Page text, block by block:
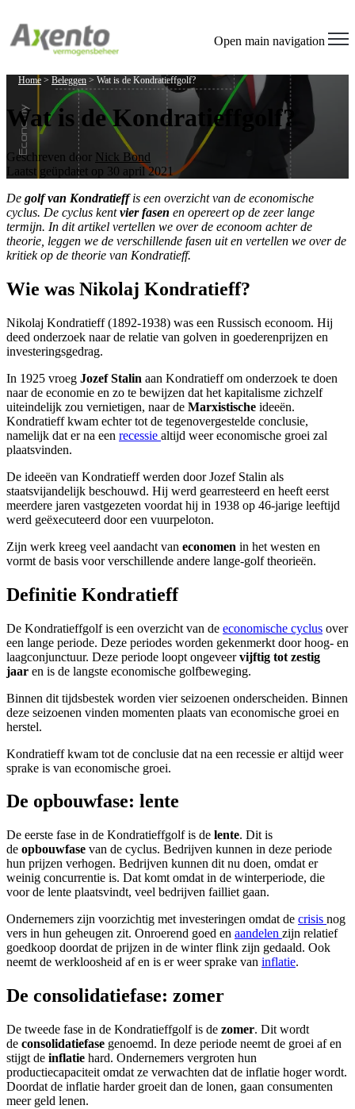
Open main navigation
Home > Beleggen > Wat is de Kondratieffgolf?
Wat is de Kondratieffgolf?
Geschreven door Nick Bond
Laatst geüpdatet op 30 april 2021
De golf van Kondratieffis een overzicht van de economische
cyclus. De cyclus kentvier fasen en opereert op de zeer lange
termijn. In dit artikel vertellen we over de econoom achter de
theorie, leggen we de verschillende fasen uit en vertellen we over de
kritiek op de theorie van Kondratieff.
Wie was Nikolaj Kondratieff?
Nikolaj Kondratieff (1892-1938) was een Russisch econoom. Hij
deed onderzoek naar de relatie van golven in goederenprijzen en
investeringsgedrag.
In 1925 vroeg Jozef Stalin aan Kondratieff om onderzoek te doen
naar de economie en zo te bewijzen dat het kapitalisme zichzelf
uiteindelijk zou vernietigen, naar de Marxistische ideeën.
Kondratieff kwam echter tot de tegenovergestelde conclusie,
namelijk dat er na een recessie altijd weer economische groei zal
plaatsvinden.
De ideeën van Kondratieff werden door Jozef Stalin als
staatsvijandelijk beschouwd. Hij werd gearresteerd en heeft eerst
meerdere jaren vastgezeten voordat hij in 1938 op 46-jarige leeftijd
werd geëxecuteerd door een vuurpeloton.
Zijn werk kreeg veel aandacht van economen in het westen en
vormt de basis voor verschillende andere lange-golf theorieën.
Definitie Kondratieff
De Kondratieffgolf is een overzicht van de economische cyclus over
een lange periode. Deze periodes worden gekenmerkt door hoog- en
laagconjunctuur. Deze periode loopt ongeveervijftig tot zestig
jaar en is de langste economische golfbeweging.
Binnen dit tijdsbestek worden vier seizoenen onderscheiden. Binnen
deze seizoenen vinden momenten plaats van economische groei en
herstel.
Kondratieff kwam tot de conclusie dat na een recessie er altijd weer
sprake is van economische groei.
De opbouwfase: lente
De eerste fase in de Kondratieffgolf is de lente. Dit is
de opbouwfase van de cyclus. Bedrijven kunnen in deze periode
hun prijzen verhogen. Bedrijven kunnen dit nu doen, omdat er
weinig concurrentie is. Dat komt omdat in de winterperiode, die
voor de lente plaatsvindt, veel bedrijven failliet gaan.
Ondernemers zijn voorzichtig met investeringen omdat de crisis nog
vers in hun geheugen zit. Onroerend goed en aandelen zijn relatief
goedkoop doordat de prijzen in de winter flink zijn gedaald. Ook
neemt de werkloosheid af en is er weer sprake van inflatie.
De consolidatiefase: zomer
De tweede fase in de Kondratieffgolf is de zomer. Dit wordt
de consolidatiefase genoemd. In deze periode neemt de groei af en
stijgt de inflatie hard. Ondernemers vergroten hun
productiecapaciteit omdat ze verwachten dat de inflatie hoger wordt.
Doordat de inflatie harder groeit dan de lonen, gaan consumenten
meer geld lenen.